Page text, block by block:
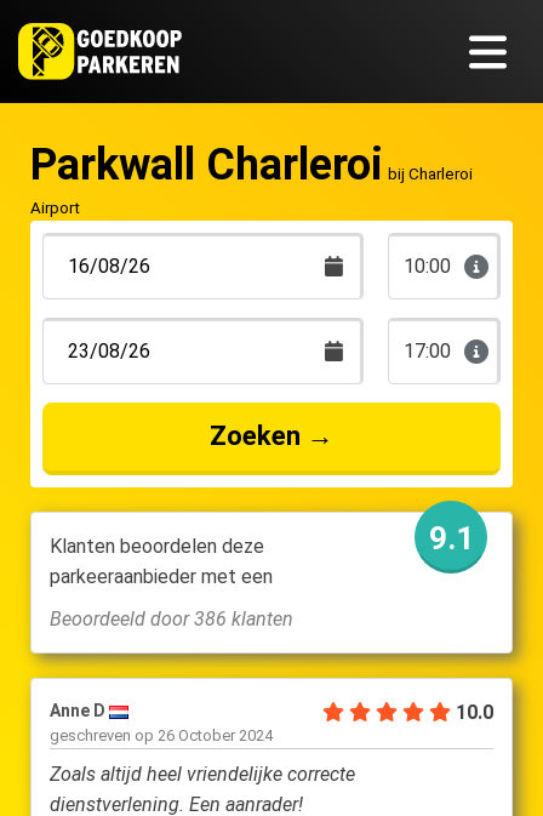
Parkwall Charleroi bij Charleroi
Airport
10:00
17:00
Zoeken →
Klanten beoordelen deze
parkeeraanbieder met een
9.1
Beoordeeld door 386 klanten
10.0
geschreven op16 September 2024
Altijd punctueel, vlot en vriendelijk!